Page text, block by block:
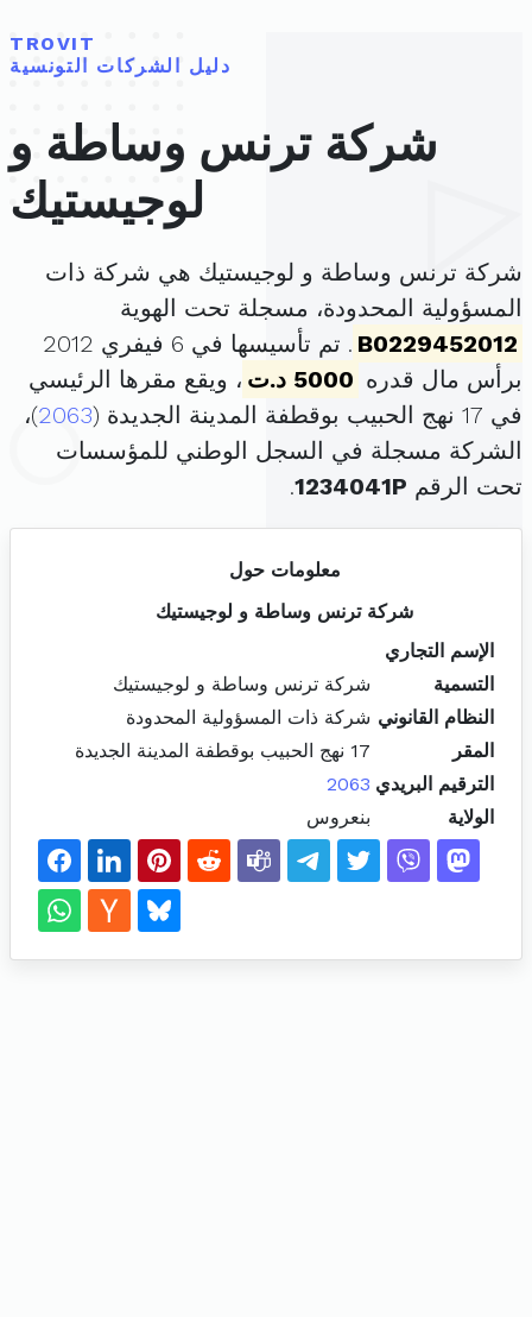
TROVIT
دليل الشركات التونسية
شركة ترنس وساطة و
لوجيستيك
شركة ترنس وساطة و لوجيستيك هي شركة ذات
المسؤولية المحدودة، مسجلة تحت الهوية
B0229452012
. تم تأسيسها في 6 فيفري 2012
برأس مال قدره 5000 د.ت
، ويقع مقرها الرئيسي
في 17 نهج الحبيب بوقطفة المدينة الجديدة (
2063)،
الشركة مسجلة في السجل الوطني للمؤسسات
تحت الرقم 1234041P
.
معلومات حول
شركة ترنس وساطة و لوجيستيك
الإسم التجاري
التسمية
شركة ترنس وساطة و لوجيستيك
النظام القانوني شركة ذات المسؤولية المحدودة
المقر
17 نهج الحبيب بوقطفة المدينة الجديدة
الترقيم البريدي 2063
الولاية
بنعروس